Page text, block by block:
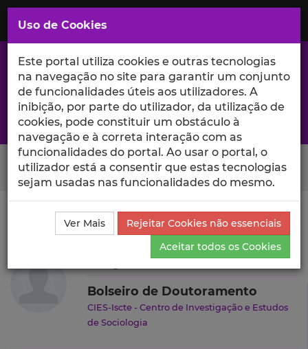
Saltar
para
Conteúdo
Principal
A excelência da investigação e ciência no Iscte
Search Button
Ciência_Iscte Autores Diogo Paiva
Produções
Científicas e Citações
Diogo Paiva
Bolseiro de Doutoramento
CIES-Iscte - Centro de Investigação e Estudos
de Sociologia
Uso de Cookies
Este portal utiliza cookies e outras tecnologias
na navegação no site para garantir um conjunto
de funcionalidades úteis aos utilizadores. A
inibição, por parte do utilizador, da utilização de
cookies, pode constituir um obstáculo à
navegação e à correta interação com as
funcionalidades do portal. Ao usar o portal, o
utilizador está a consentir que estas tecnologias
sejam usadas nas funcionalidades do mesmo.
Ver Mais
Rejeitar Cookies não essenciais
Aceitar todos os Cookies